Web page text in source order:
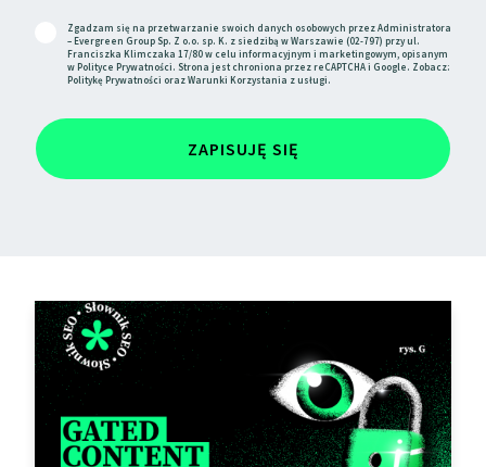
Zgadzam się na przetwarzanie swoich danych osobowych przez Administratora
– Evergreen Group Sp. Z o.o. sp. K. z siedzibą w Warszawie (02-797) przy ul.
Franciszka Klimczaka 17/80 w celu informacyjnym i marketingowym, opisanym
wPolityce Prywatności. Strona jest chroniona przez reCAPTCHA i Google. Zobacz:
Politykę Prywatności orazWarunki Korzystania z usługi.
ZAPISUJĘ SIĘ